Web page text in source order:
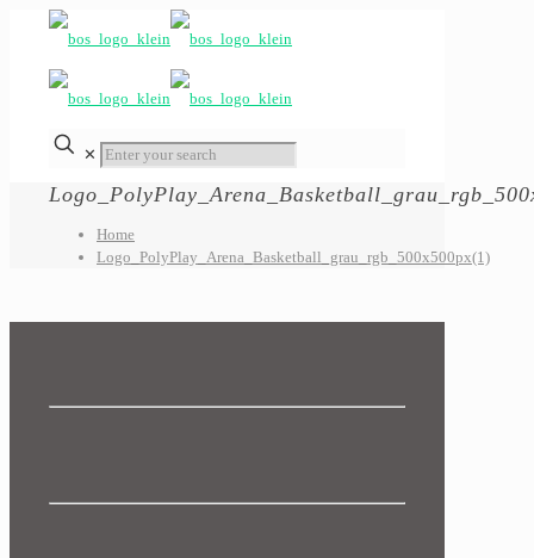
✕
Home
Logo_PolyPlay_Arena_Basketball_grau_rgb_500x500px(1)